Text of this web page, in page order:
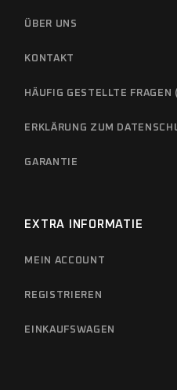
ÜBER UNS
KONTAKT
HÄUFIG GESTELLTE FRAGEN
ERKLÄRUNG ZUM
GARANTIE
EXTRA INFORMATIE
MEIN ACCOUNT
REGISTRIEREN
EINKAUFSWAGEN